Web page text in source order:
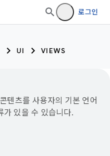
로그인
UI VIEWS
텐츠를 사용자의 기본 언어
가 있을 수 있습니다.